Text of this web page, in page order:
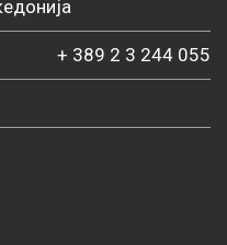
+ 389 2 3 244 055